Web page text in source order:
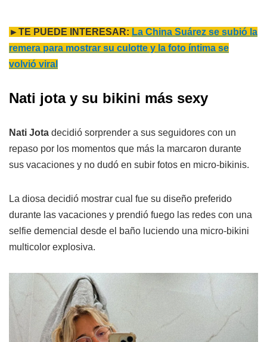
►TE PUEDE INTERESAR: La China Suárez se subió la
remera para mostrar su culotte y la foto íntima se
volvió viral
Nati jota y su bikini más sexy
Nati Jota decidió sorprender a sus seguidores con un
repaso por los momentos que más la marcaron durante
sus vacaciones y no dudó en subir fotos en micro-bikinis.
La diosa decidió mostrar cual fue su diseño preferido
durante las vacaciones y prendió fuego las redes con una
selfie demencial desde el baño luciendo una micro-bikini
multicolor explosiva.